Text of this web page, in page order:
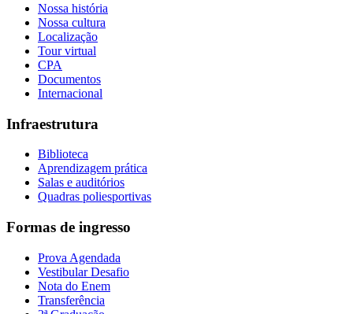
Nossa história
Nossa cultura
Localização
Tour virtual
CPA
Documentos
Internacional
Infraestrutura
Biblioteca
Aprendizagem prática
Salas e auditórios
Quadras poliesportivas
Formas de ingresso
Prova Agendada
Vestibular Desafio
Nota do Enem
Transferência